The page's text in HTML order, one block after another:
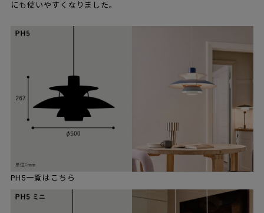
にも使いやすくなりました。
PH5一覧はこちら